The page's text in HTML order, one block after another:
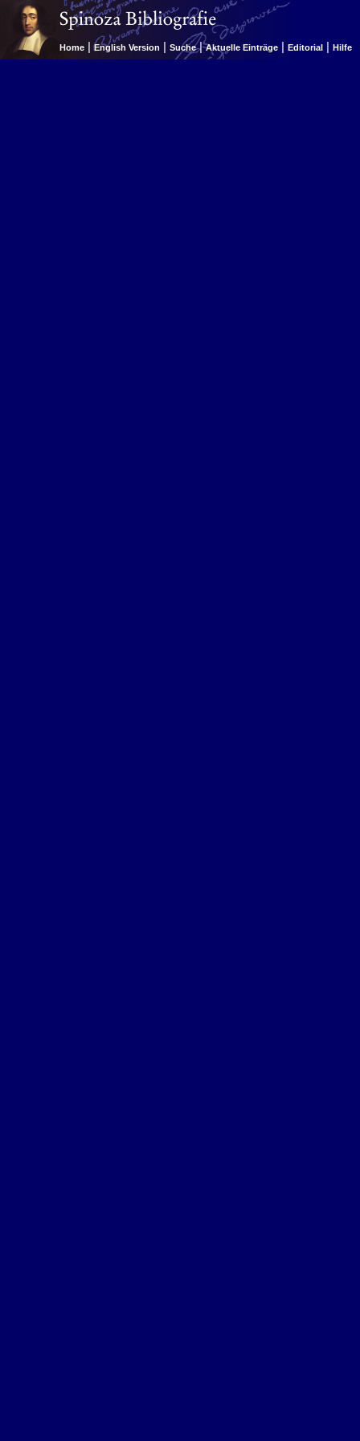
Home | English Version | Suche | Aktuelle Einträge | Editorial | Hilfe